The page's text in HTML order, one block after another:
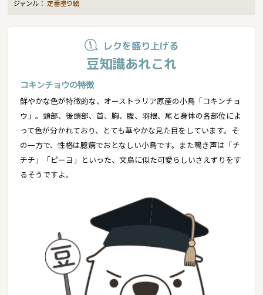
ジャンル： 定番塗り絵
レクを盛り上げる
豆知識あれこれ
コキンチョウの特徴
鮮やかな色が特徴的な、オーストラリア原産の小鳥「コキンチョ
ウ」。頭部、後頭部、首、胸、腹、羽根、尾と身体の各部位によ
って色が分かれており、とても華やかな見た目をしています。そ
の一方で、性格は臆病でおとなしい小鳥です。また鳴き声は「チ
チチ」「ピーヨ」といった、文鳥に似た可愛らしいさえずりをす
るそうですよ。